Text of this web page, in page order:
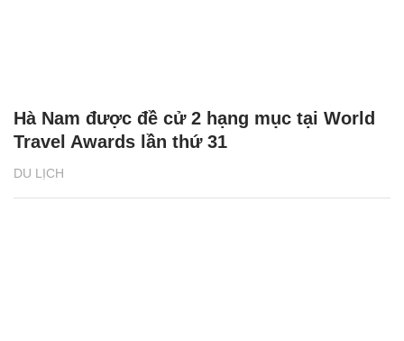
DU LỊCH
Hà Nam được đề cử 2 hạng mục tại World
Travel Awards lần thứ 31